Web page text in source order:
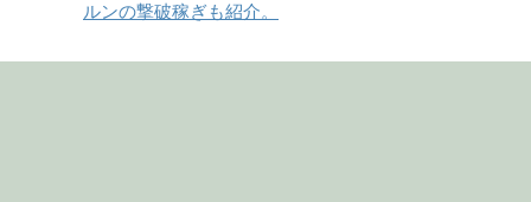
ルンの撃破稼ぎも紹介。